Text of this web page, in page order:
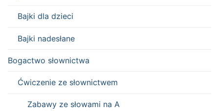
Bajki dla dzieci
Bajki nadesłane
Bogactwo słownictwa
Ćwiczenie ze słownictwem
Zabawy ze słowami na A